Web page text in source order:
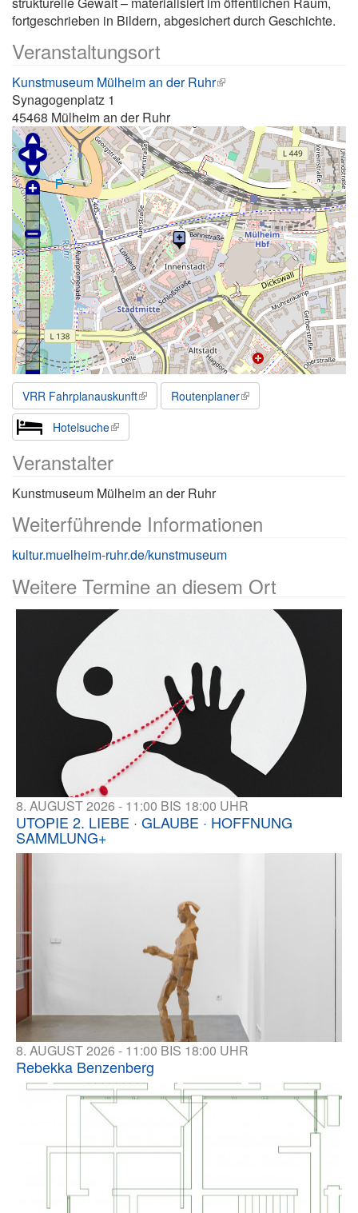
fortgeschrieben in Bildern, abgesichert durch Geschichte.
Veranstaltungsort
Kunstmuseum Mülheim an der Ruhr
Synagogenplatz 1
45468 Mülheim an der Ruhr
VRR Fahrplanauskunft
Routenplaner
Hotelsuche
Veranstalter
Kunstmuseum Mülheim an der Ruhr
Weiterführende Informationen
kultur.muelheim-ruhr.de/kunstmuseum
Weitere Termine an diesem Ort
8. AUGUST 2026 - 11:00 BIS 18:00 UHR
UTOPIE 2. LIEBE · GLAUBE · HOFFNUNG
SAMMLUNG+
8. AUGUST 2026 - 11:00 BIS 18:00 UHR
Rebekka Benzenberg